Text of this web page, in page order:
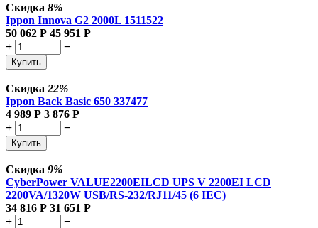
Скидка 8%
Ippon Innova G2 2000L 1511522
50 062 Р 45 951 Р
+
−
Купить
Скидка 22%
Ippon Back Basic 650 337477
4 989 Р 3 876 Р
+
−
Купить
Скидка 9%
CyberPower VALUE2200EILCD UPS V 2200EI LCD
2200VA/1320W USB/RS-232/RJ11/45 (6 IEC)
34 816 Р 31 651 Р
+
−